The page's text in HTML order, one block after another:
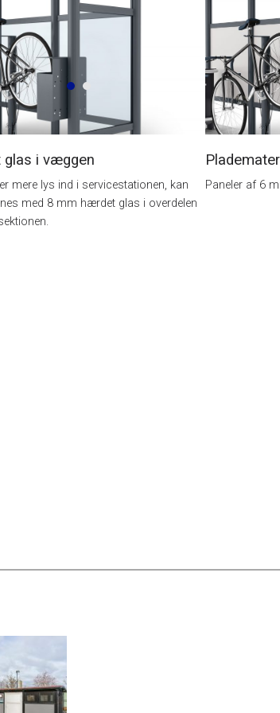
i væggen
mere lys ind i servicestationen, kan
med 8 mm hærdet glas i overdelen
Paneler af 6